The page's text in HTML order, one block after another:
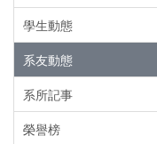
學生動態
系友動態
系所記事
榮譽榜